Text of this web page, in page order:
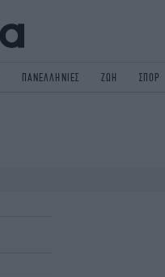
ΠΑΝΕΛΛΗΝΙΕΣ ΖΩΗ ΣΠΟΡ